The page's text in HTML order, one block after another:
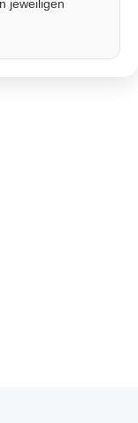
jeweiligen